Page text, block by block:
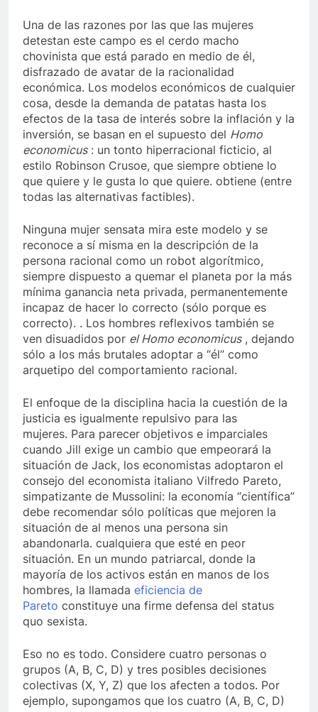
Una de las razones por las que las mujeres
detestan este campo es el cerdo macho
chovinista que está parado en medio de él,
disfrazado de avatar de la racionalidad
económica. Los modelos económicos de cualquier
cosa, desde la demanda de patatas hasta los
efectos de la tasa de interés sobre la inflación y la
inversión, se basan en el supuesto del Homo
economicus: un tonto hiperracional ficticio, al
estilo Robinson Crusoe, que siempre obtiene lo
que quiere y le gusta lo que quiere. obtiene (entre
todas las alternativas factibles).
Ninguna mujer sensata mira este modelo y se
reconoce a sí misma en la descripción de la
persona racional como un robot algorítmico,
siempre dispuesto a quemar el planeta por la más
mínima ganancia neta privada, permanentemente
incapaz de hacer lo correcto (sólo porque es
correcto). . Los hombres reflexivos también se
ven disuadidos por el Homo economicus, dejando
sólo a los más brutales adoptar a “él” como
arquetipo del comportamiento racional.
El enfoque de la disciplina hacia la cuestión de la
justicia es igualmente repulsivo para las
mujeres. Para parecer objetivos e imparciales
cuando Jill exige un cambio que empeorará la
situación de Jack, los economistas adoptaron el
consejo del economista italiano Vilfredo Pareto,
simpatizante de Mussolini: la economía “científica”
debe recomendar sólo políticas que mejoren la
situación de al menos una persona sin
abandonarla. cualquiera que esté en peor
situación. En un mundo patriarcal, donde la
mayoría de los activos están en manos de los
hombres, la llamada eficiencia de
Pareto constituye una firme defensa del status
quo sexista.
Eso no es todo. Considere cuatro personas o
grupos (A, B, C, D) y tres posibles decisiones
colectivas (X, Y, Z) que los afecten a todos. Por
ejemplo, supongamos que los cuatro (A, B, C, D)